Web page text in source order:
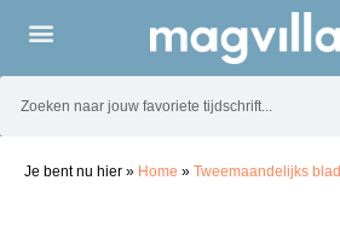
Je bent nu hier » Home » Tweemaandelijks blad